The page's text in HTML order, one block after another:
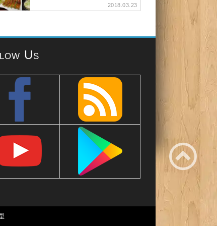
2018.03.23
Us